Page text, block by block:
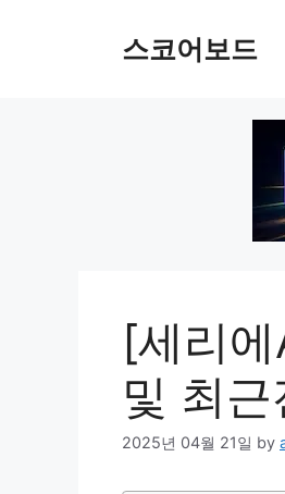
스코어보드
[세리
및 최
2025년 04월 21일 by